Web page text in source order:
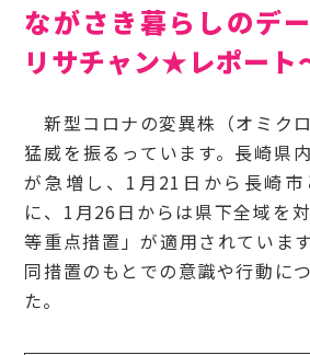
ながさき暮らしの
リサチャン★レポート
新型コロナの変異株（オミク
猛威を振るっています。長崎県
が急増し、1月21日から長崎
に、1月26日からは県下全域を
等重点措置」が適用されていま
同措置のもとでの意識や行動に
た。